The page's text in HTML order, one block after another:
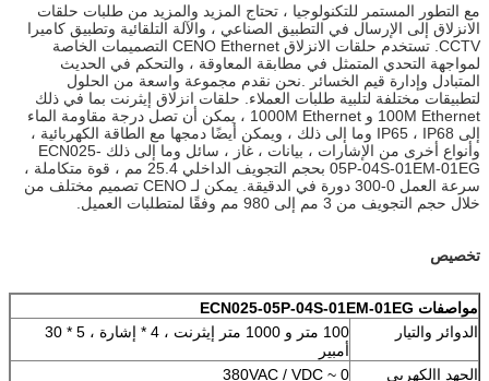
مع التطور المستمر للتكنولوجيا ، تحتاج المزيد والمزيد من طلبات حلقات
الانزلاق إلى الإرسال في التطبيق الصناعي ، والآلة التلقائية وتطبيق كاميرا
CCTV. تستخدم حلقات الانزلاق CENO Ethernet التصميمات الخاصة
لمواجهة التحدي المتمثل في مطابقة المعاوقة ، والتحكم في الحديث
المتبادل وإدارة قيم الخسائر .نحن نقدم مجموعة واسعة من الحلول
لتطبيقات مختلفة لتلبية طلبات العملاء. حلقات انزلاق إيثرنت بما في ذلك
100M Ethernet و 1000M Ethernet ، يمكن أن تصل درجة مقاومة الماء
إلى IP65 ، IP68 وما إلى ذلك ، ويمكن أيضًا دمجها مع الطاقة الكهربائية ،
وأنواع أخرى من الإشارات ، بيانات ، غاز ، سائل وما إلى ذلك ECN025-
05P-04S-01EM-01EG بحجم التجويف الداخلي 25.4 مم ، قوة متكاملة ،
سرعة العمل 0-300 دورة في الدقيقة. يمكن لـ CENO تصميم مختلف من
خلال حجم التجويف من 3 مم إلى 980 مم وفقًا لمتطلبات العميل.
تخصيص
مواصفات ECN025-05P-04S-01EM-01EG
الدوائر والتيار
100 متر و 1000 متر إيثرنت ، 4 * إشارة ، 5 * 30
أمبير
الجهد االكهربى
0 ~ 380VAC / VDC